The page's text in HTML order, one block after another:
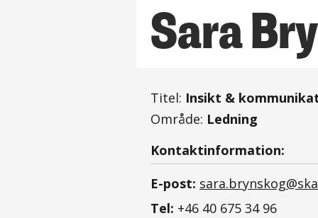
Sara
Titel: Insikt &
Område: Ledning
Kontaktinformation:
E-post:
Tel: +46 40 675 34 96